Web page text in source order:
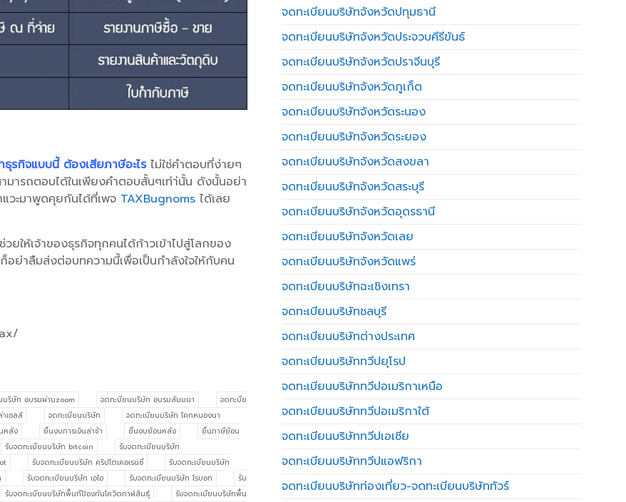
ธุรกิจแบบนี้ ต้องเสียภาษีอะไรไม่ใช่คำตอบที่ง่ายๆ
มารถตอบได้ในเพียงคำตอบสั้นๆเท่า่นั้น ดังนั้นอย่า
แวะมาพูดคุยกันได้ที่เพจ TAXBugnoms ได้เลย
ให้เจ้าของธุรกิจทุกคนได้ก้าวเข้าไปสู่โลกของ
อย่าลืมส่งต่อบทความนี้เพื่อเป็นกำลังใจให้กับคน
บริษัท อบรมผ่านzoom จดทะบียนบริษัท อบรมสัมมนา
จดทะบีย
เซลล์ จดทะเบียนบริษัท
จดทะเบียนบริษัท โคกหนองนา
หลัง ยื่นงบการเงินล่าช้า ยื่นงบย้อนหลัง
ยื่นภาษีย้อน
รับจดทะเบียนบริษัท bitcoin
รับจดทะเบียนบริษัท
รับจดทะเบียนบริษัท คริปโตเคอเรนซี่
รับจดทะเบียนบริษัท
รับจดทะเบียนบริษัท เอไอ รับจดทะเบียนบริษัท โรบอท
รับ
รับจดทะเบียนบริษัทพื้นทีป้องกันโควิดกาฬสินธุ์
รับจดทะเบียนบริษัทพื้น
จดทะเบียนบริษัทจังหวัดปทุมธานี
จดทะเบียนบริษัทจังหวัดประจวบคีรีขันธ์
จดทะเบียนบริษัทจังหวัดปราจีนบุรี
จดทะเบียนบริษัทจังหวัดภูเก็ต
จดทะเบียนบริษัทจังหวัดระนอง
จดทะเบียนบริษัทจังหวัดระยอง
จดทะเบียนบริษัทจังหวัดสงขลา
จดทะเบียนบริษัทจังหวัดสระบุรี
จดทะเบียนบริษัทจังหวัดอุดรธานี
จดทะเบียนบริษัทจังหวัดเลย
จดทะเบียนบริษัทจังหวัดแพร่
จดทะเบียนบริษัทฉะเชิงเทรา
จดทะเบียนบริษัทชลบุรี
จดทะเบียนบริษัทต่างประเทศ
จดทะเบียนบริษัททวีปยุโรป
จดทะเบียนบริษัททวีปอเมริกาเหนือ
จดทะเบียนบริษัททวีปอเมริกาใต้
จดทะเบียนบริษัททวีปเอเชีย
จดทะเบียนบริษัททวีปแอฟริกา
จดทะเบียนบริษัทท่องเที่ยว-จดทะเบียนบริษัททัวร์